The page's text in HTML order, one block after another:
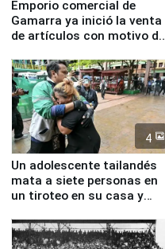
Emporio comercial de
Gamarra ya inició la venta
de artículos con motivo de
4
Un adolescente tailandés
mata a siete personas en
un tiroteo en su casa y